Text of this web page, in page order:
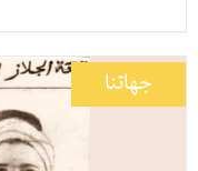
جهاتنا